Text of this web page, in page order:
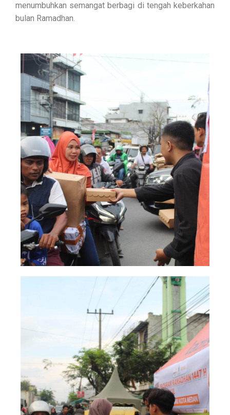
menumbuhkan semangat berbagi di tengah keberkahan
bulan Ramadhan.